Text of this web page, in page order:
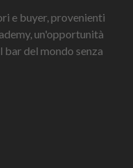
e buyer, provenienti
un'opportunità
del mondo senza